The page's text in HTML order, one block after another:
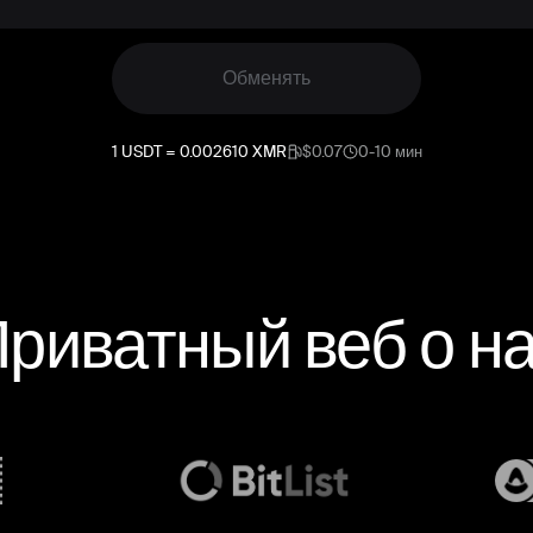
Обменять
1 USDT= 0.002610 XMR $0.07 0-10 мин
веб о